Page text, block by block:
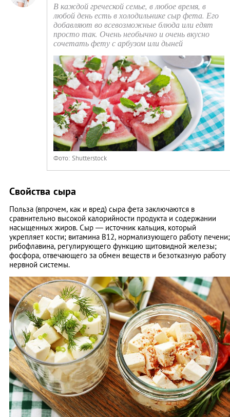
В каждой греческой семье, в любое время, в
любой день есть в холодильнике сыр фета. Его
добавляют во всевозможные блюда или едят
просто так. Очень необычно и очень вкусно
сочетать фету с арбузом или дыней
Фото: Shutterstock
Свойства сыра
Польза (впрочем, как и вред) сыра фета заключаются в
сравнительно высокой калорийности продукта и содержании
насыщенных жиров. Сыр — источник кальция, который
укрепляет кости; витамина В12, нормализующего работу печени;
рибофлавина, регулирующего функцию щитовидной железы;
фосфора, отвечающего за обмен веществ и безотказную работу
нервной системы.